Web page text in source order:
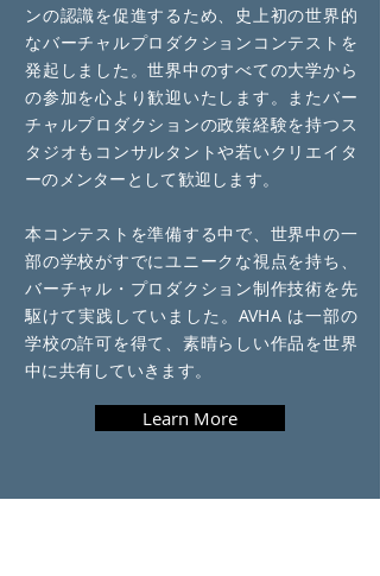
ンの認識を促進するため、史上初の世界的
なバーチャルプロダクションコンテストを
発起しました。世界中のすべての大学から
の参加を心より歓迎いたします。またバー
チャルプロダクションの政策経験を持つス
タジオもコンサルタントや若いクリエイタ
ーのメンターとして歓迎します。
本コンテストを準備する中で、世界中の一
部の学校がすでにユニークな視点を持ち、
バーチャル・プロダクション制作技術を先
駆けて実践していました。AVHA は一部の
学校の許可を得て、素晴らしい作品を世界
中に共有していきます。
Learn More